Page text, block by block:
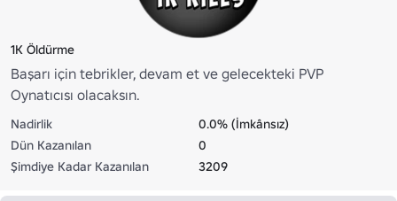
1K Öldürme
Başarı için tebrikler, devam et ve gelecekteki PVP
Oynatıcısı olacaksın.
Nadirlik
0.0% (İmkânsız)
Dün Kazanılan
0
Şimdiye Kadar Kazanılan
3209